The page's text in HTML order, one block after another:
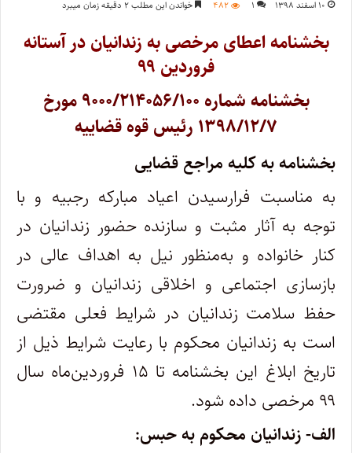
۱۰ اسفند ۱۳۹۸ ۱ ۴۸۲ خواندن این مطلب ۲ دقیقه زمان میبرد
بخشنامه اعطای مرخصی به زندانیان در آستانه
فروردین ۹۹
بخشنامه شماره ۹۰۰۰/۲۱۴۰۵۶/۱۰۰ مورخ
۱۳۹۸/۱۲/۷ رئیس قوه قضاییه
بخشنامه به کلیه مراجع قضایی
به مناسبت فرارسیدن اعیاد مبارکه رجبیه و با
توجه به آثار مثبت و سازنده حضور زندانیان در
کنار خانواده و به‌منظور نیل به اهداف عالی در
بازسازی اجتماعی و اخلاقی زندانیان و ضرورت
حفظ سلامت زندانیان در شرایط فعلی مقتضی
است به زندانیان محکوم با رعایت شرایط ذیل از
تاریخ ابلاغ این بخشنامه تا ۱۵ فروردین‌ماه سال
۹۹ مرخصی داده شود.
الف- زندانیان محکوم به حبس: